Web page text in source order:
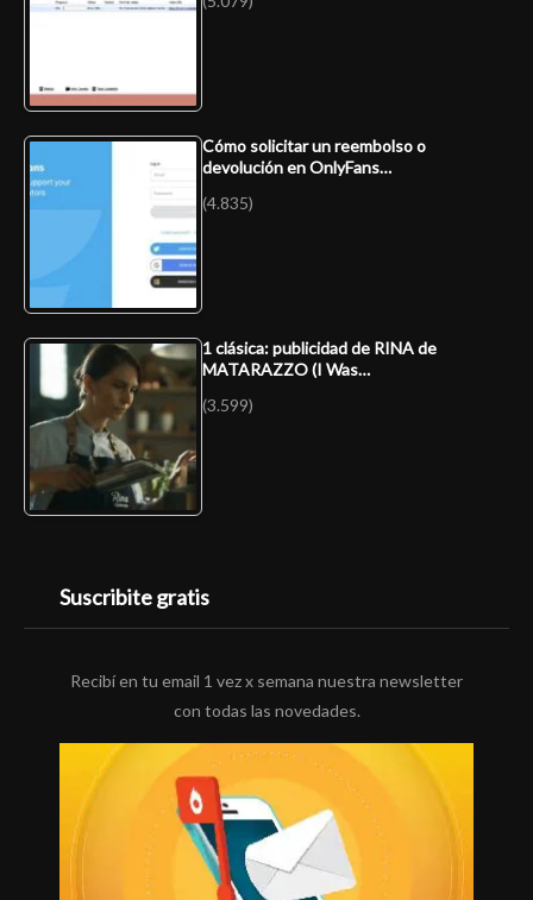
Cómo solicitar un reembolso o
devolución en OnlyFans…
(4.835)
1 clásica: publicidad de RINA de
MATARAZZO (I Was…
(3.599)
Suscribite gratis
Recibí en tu email 1 vez x semana nuestra newsletter
con todas las novedades.